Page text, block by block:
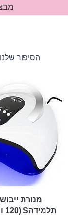
הסיפור שלנו
תצוגה
תלמידהS (120 וואט) - Sun 9S